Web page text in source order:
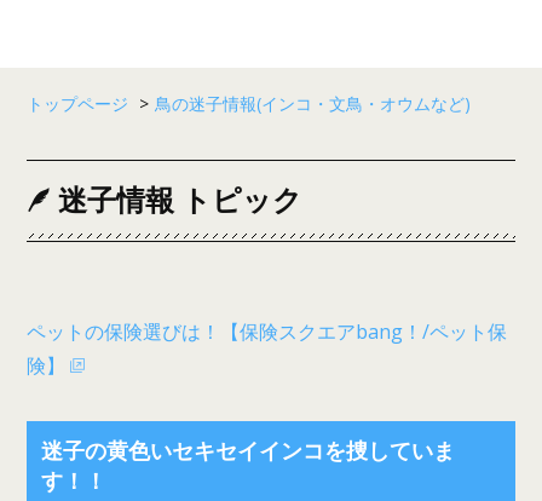
トップページ > 鳥の迷子情報(インコ・文鳥・オウムなど)
迷子情報 トピック
ペットの保険選びは！【保険スクエアbang！/ペット保
険】
迷子の黄色いセキセイインコを捜していま
す！！